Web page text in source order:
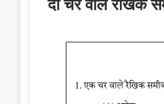
दो चर वाले रैखिक